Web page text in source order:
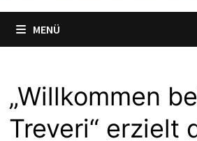
MENÜ
„Willkommen
Treveri“ erzielt